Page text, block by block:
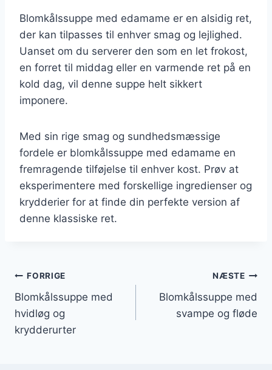
Blomkålssuppe med edamame er en alsidig ret,
der kan tilpasses til enhver smag og lejlighed.
Uanset om du serverer den som en let frokost,
en forret til middag eller en varmende ret på en
kold dag, vil denne suppe helt sikkert
imponere.
Med sin rige smag og sundhedsmæssige
fordele er blomkålssuppe med edamame en
fremragende tilføjelse til enhver kost. Prøv at
eksperimentere med forskellige ingredienser og
krydderier for at finde din perfekte version af
denne klassiske ret.
Indlægsnavigation
FORRIGE
Blomkålssuppe med
hvidløg og
krydderurter
NÆSTE
Blomkålssuppe med
svampe og fløde